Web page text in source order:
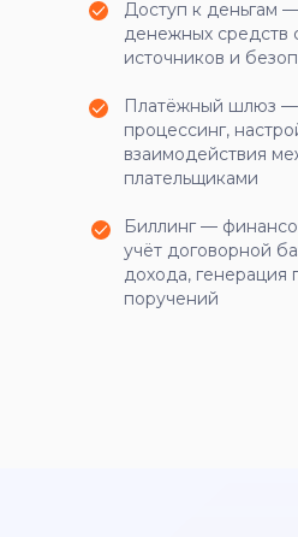
Доступ к деньгам
денежных средств
источников и
Платёжный шлюз —
процессинг,
взаимодействия
плательщиками
Биллинг —
учёт договорной
дохода, генерация
поручений